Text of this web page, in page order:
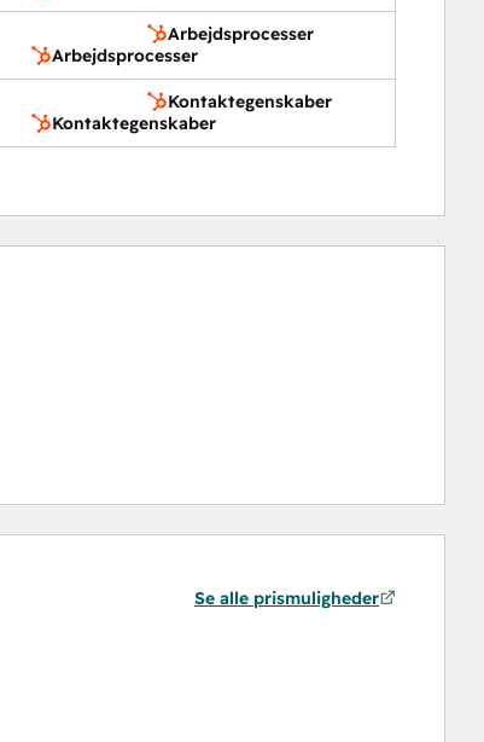
Arbejdsprocesser
Arbejdsprocesser
Kontaktegenskaber
Kontaktegenskaber
Se alle prismuligheder